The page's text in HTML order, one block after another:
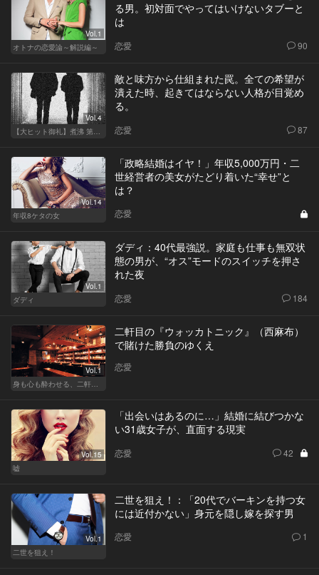
Vol.1
オトナの恋愛論～解説編～
る男。初対面でやってはいけないタブーと
は
恋愛 90
Vol.4
【大ヒット御礼】煮沸 第二章
敵と味方から仕組まれた罠。全ての希望が
潰えた時、起きてはならない人格が目覚め
る。
恋愛 87
Vol.14
年収8ケタの女
「政略結婚はイヤ！」年収5,000万円・二
世経営者の美女がたどり着いた“幸せ”と
は？
恋愛
Vol.1
ダディ
ダディ：40代最強説。家庭も仕事も無双状
態の男が、“オス”モードのスイッチを押さ
れた夜
恋愛 184
Vol.1
身も心も酔わせる、二軒目の切り札
二軒目の『ウォッカトニック』（西麻布）
で賭けた勝負のゆくえ
恋愛
Vol.15
嘘
「出会いはあるのに…」結婚に結びつかな
い31歳女子が、直面する現実
恋愛 42
Vol.1
二世を狙え！
二世を狙え！：「20代でバーキンを持つ女
には近付かない」身元を隠し嫁を探す男
恋愛 1